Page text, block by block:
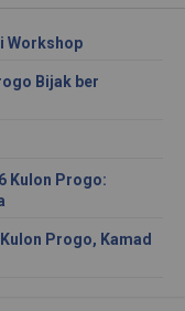
Workshop
Bijak ber
Kulon Progo:
Progo, Kamad